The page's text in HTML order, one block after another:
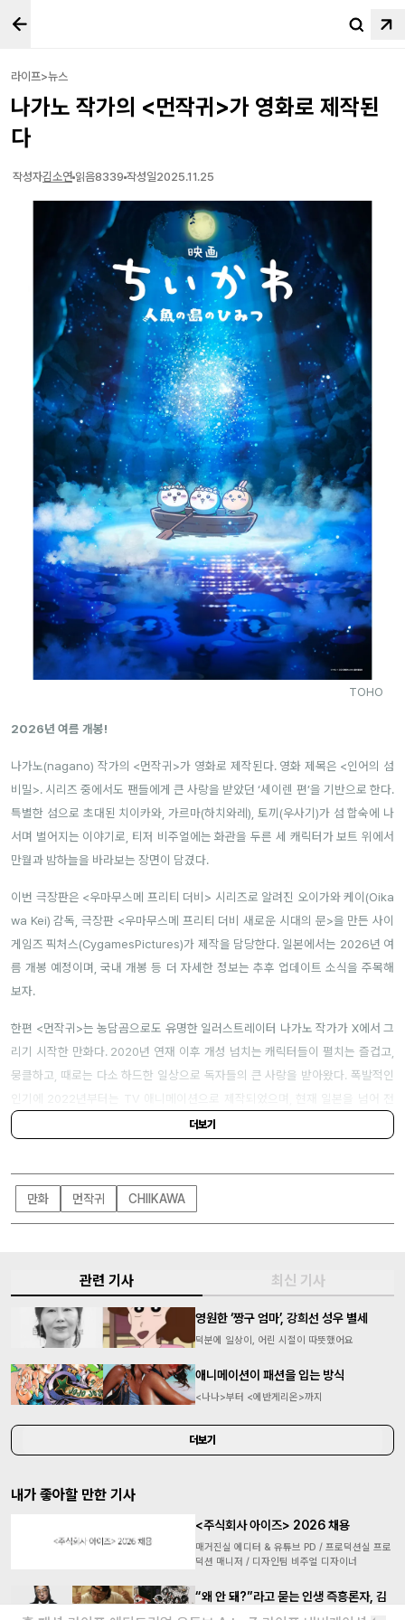
라이프>뉴스
나가노 작가의 <먼작귀>가 영화로 제작된
다
작성자김소연 읽음8339 작성일2025.11.25
TOHO
2026년 여름 개봉!
나가노(nagano) 작가의 <먼작귀>가 영화로 제작된다. 영화 제목은 <인어의 섬
비밀>. 시리즈 중에서도 팬들에게 큰 사랑을 받았던 ‘세이렌 편’을 기반으로 한다.
특별한 섬으로 초대된 치이카와, 가르마(하치와레), 토끼(우사기)가 섬 합숙에 나
서며 벌어지는 이야기로, 티저 비주얼에는 화관을 두른 세 캐릭터가 보트 위에서
만월과 밤하늘을 바라보는 장면이 담겼다.
이번 극장판은 <우마무스메 프리티 더비> 시리즈로 알려진 오이가와 케이(Oika
wa Kei) 감독, 극장판 <우마무스메 프리티 더비 새로운 시대의 문>을 만든 사이
게임즈 픽처스(CygamesPictures)가 제작을 담당한다. 일본에서는 2026년 여
름 개봉 예정이며, 국내 개봉 등 더 자세한 정보는 추후 업데이트 소식을 주목해
보자.
한편 <먼작귀>는 농담곰으로도 유명한 일러스트레이터 나가노 작가가 X에서 그
리기 시작한 만화다. 2020년 연재 이후 개성 넘치는 캐릭터들이 펼치는 즐겁고,
뭉클하고, 때로는 다소 하드한 일상으로 독자들의 큰 사랑을 받아왔다. 폭발적인
인기에 2022년부터는 TV 애니메이션으로 제작되었으며, 현재 일본을 넘어 전
세계적으로도 인기를 입증하고 있다.
더보기
만화 먼작귀 CHIIKAWA
관련 기사 최신 기사
영원한 ‘짱구 엄마’, 강희선 성우 별세
덕분에 일상이, 어린 시절이 따뜻했어요
애니메이션이 패션을 입는 방식
<나나>부터 <에반게리온>까지
더보기
내가 좋아할 만한 기사
<주식회사 아이즈> 2026 채용
매거진실 에디터 & 유튜브 PD / 프로덕션실 프로
덕션 매니저 / 디자인팀 비주얼 디자이너
“왜 안 돼?”라고 묻는 인생 즉흥론자, 김
간지 인터뷰